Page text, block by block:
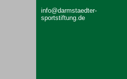
info@darmstaedter-
sportstiftung.de